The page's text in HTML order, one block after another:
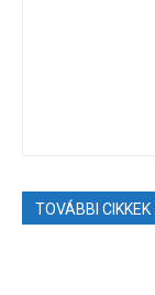
TOVÁBBI CIKKEK